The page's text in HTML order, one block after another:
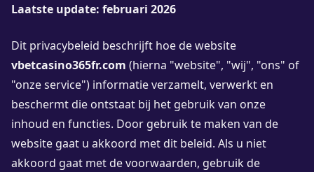
Laatste update: februari 2026
Dit privacybeleid beschrijft hoe de website
vbetcasino365fr.com (hierna "website", "wij", "ons" of
"onze service") informatie verzamelt, verwerkt en
beschermt die ontstaat bij het gebruik van onze
inhoud en functies. Door gebruik te maken van de
website gaat u akkoord met dit beleid. Als u niet
akkoord gaat met de voorwaarden, gebruik de